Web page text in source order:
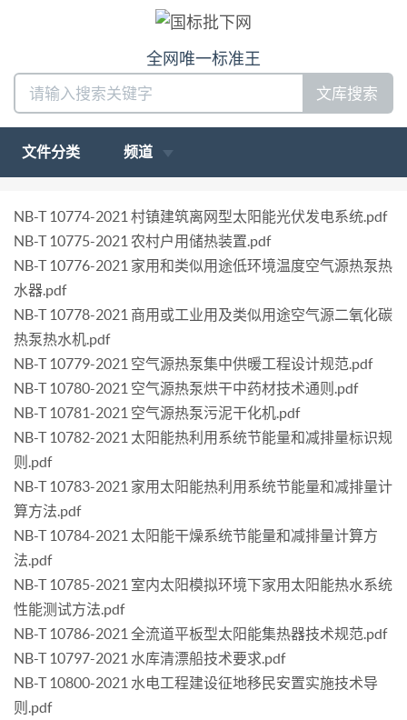
全网唯一标准王
文库搜索
文件分类 频道
NB-T 10774-2021 村镇建筑离网型太阳能光伏发电系统.pdf
NB-T 10775-2021 农村户用储热装置.pdf
NB-T 10776-2021 家用和类似用途低环境温度空气源热泵热
水器.pdf
NB-T 10778-2021 商用或工业用及类似用途空气源二氧化碳
热泵热水机.pdf
NB-T 10779-2021 空气源热泵集中供暖工程设计规范.pdf
NB-T 10780-2021 空气源热泵烘干中药材技术通则.pdf
NB-T 10781-2021 空气源热泵污泥干化机.pdf
NB-T 10782-2021 太阳能热利用系统节能量和减排量标识规
则.pdf
NB-T 10783-2021 家用太阳能热利用系统节能量和减排量计
算方法.pdf
NB-T 10784-2021 太阳能干燥系统节能量和减排量计算方
法.pdf
NB-T 10785-2021 室内太阳模拟环境下家用太阳能热水系统
性能测试方法.pdf
NB-T 10786-2021 全流道平板型太阳能集热器技术规范.pdf
NB-T 10797-2021 水库清漂船技术要求.pdf
NB-T 10800-2021 水电工程建设征地移民安置实施技术导
则.pdf